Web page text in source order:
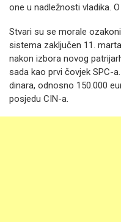
one u nadležnosti vladika.
Stvari su se morale
sistema zaključen 11.
nakon izbora novog
sada kao prvi čovjek SPC-
dinara, odnosno 150.000
posjedu CIN-a.